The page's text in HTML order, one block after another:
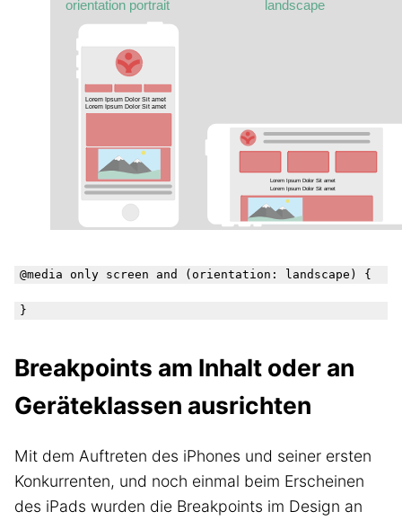
@media only screen and (orientation: landscape) {
Breakpoints am Inhalt oder an
Geräteklassen ausrichten
Mit dem Auftreten des iPhones und seiner ersten
Konkurrenten, und noch einmal beim Erscheinen
des iPads wurden die Breakpoints im Design an